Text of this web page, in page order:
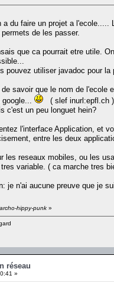
du faire un projet a l'ecole.....
de les passer.
que ca pourrait etre utile.
pouvez utiliser javadoc pour la
savoir que le nom de l'ecole
( slef inurl:epfl.ch )
c'est un peu longuet hein?
l'interface Application,
entre les deux
les reseaux mobiles, ou les
variable. ( ca marche tres
je n'ai aucune preuve que je
hippy-punk »
réseau
»